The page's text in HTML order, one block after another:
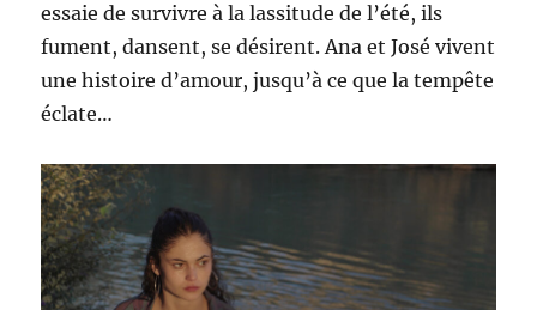
essaie de survivre à la lassitude de l’été, ils
fument, dansent, se désirent. Ana et José vivent
une histoire d’amour, jusqu’à ce que la tempête
éclate…